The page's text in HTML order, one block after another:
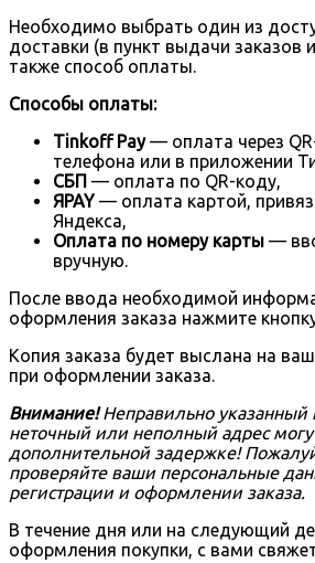
Необходимо выбрать один из
доставки (в пункт выдачи заказов
также способ оплаты.
Способы оплаты:
Tinkoff Pay— оплата через
телефона или в приложении
СБП — оплата по QR-коду,
ЯPAY— оплата картой,
Яндекса,
Оплата по номеру карты —
вручную.
После ввода необходимой
оформления заказа нажмите
Копия заказа будет выслана на
при оформлении заказа.
Внимание!Неправильно
неточный или неполный адрес
дополнительной задержке!
проверяйте ваши персональные
регистрации и оформлении заказа.
В течение дня или на следующий
оформления покупки, с вами